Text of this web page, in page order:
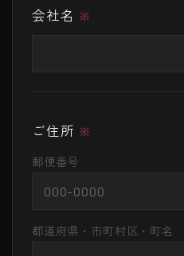
会社名 ※
ご住所 ※
郵便番号
都道府県・市町村区・町名